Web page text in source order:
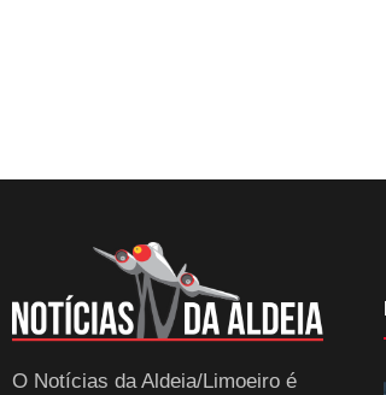
O Notícias da Aldeia/Limoeiro é